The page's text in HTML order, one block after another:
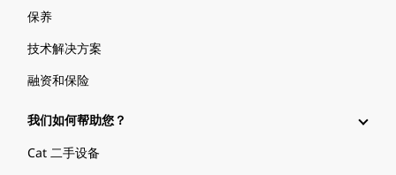
保养
技术解决方案
融资和保险
我们如何帮助您？
Cat 二手设备